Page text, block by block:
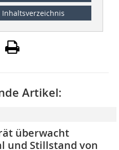
Inhaltsverzeichnis
Artikel:
überwacht
und Stillstand von